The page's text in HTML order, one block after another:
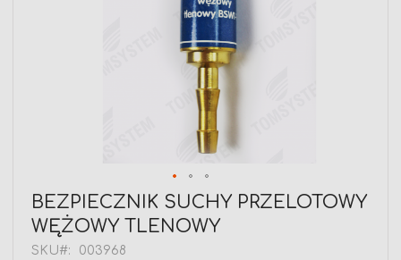
Przejdź
na
początek
galerii
BEZPIECZNIK SUCHY PRZELOTOWY
WĘŻOWY TLENOWY
SKU 003968